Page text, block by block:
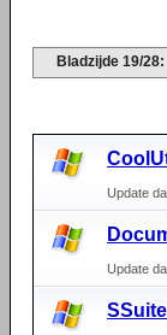
Bladzijde 19/28:
Update
Update